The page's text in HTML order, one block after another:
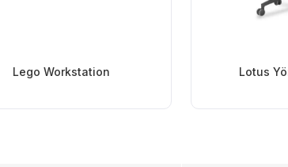
Lego Workstation Lotus